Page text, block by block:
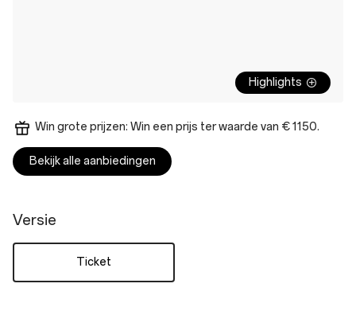
Highlights
Win grote prijzen: Win een prijs ter waarde van € 1150.
Bekijk alle aanbiedingen
Versie
Ticket